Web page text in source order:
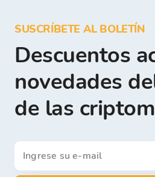
SUSCRÍBETE AL BOLETÍN
Descuentos
novedades
de las